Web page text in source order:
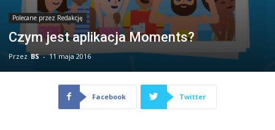
Polecane przez Redakcję
Czym jest aplikacja Moments?
Przez BS - 11 maja 2016
Facebook Twitter